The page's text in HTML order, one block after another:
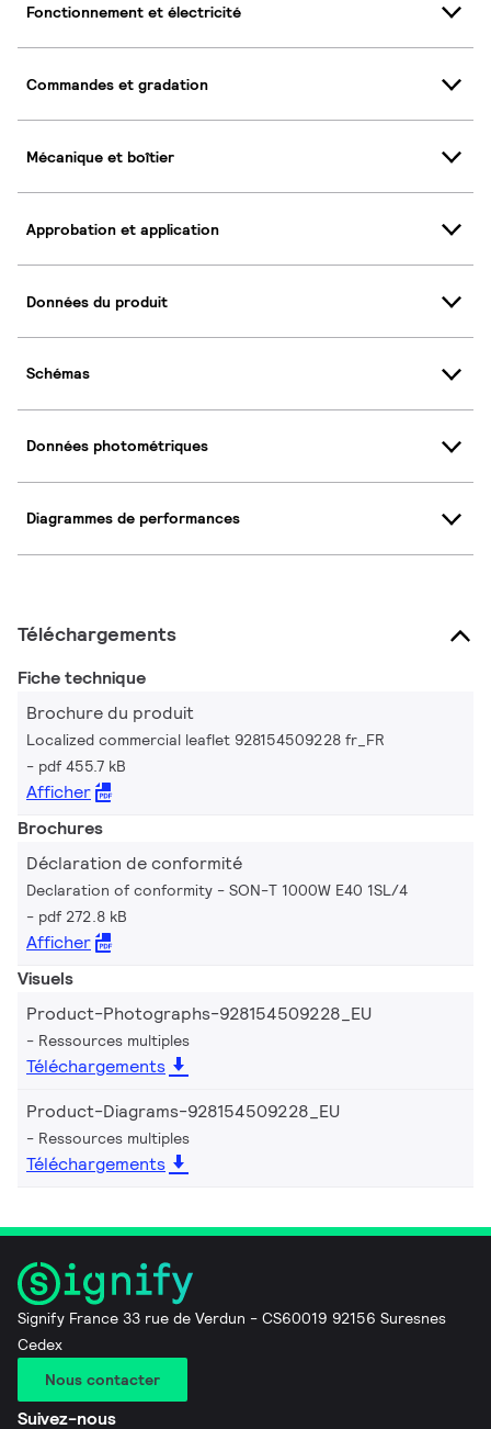
Fonctionnement et électricité
Commandes et gradation
Mécanique et boîtier
Approbation et application
Données du produit
Schémas
Données photométriques
Diagrammes de performances
Téléchargements
Fiche technique
Brochure du produit
Localized commercial leaflet 928154509228 fr_FR
pdf 455.7 kB
Afficher
Brochures
Déclaration de conformité
Declaration of conformity - SON-T 1000W E40 1SL/4
pdf 272.8 kB
Afficher
Visuels
Product-Photographs-928154509228_EU
Ressources multiples
Téléchargements
Product-Diagrams-928154509228_EU
Ressources multiples
Téléchargements
Signify France 33 rue de Verdun - CS60019 92156 Suresnes
Cedex
Nous contacter
Suivez-nous